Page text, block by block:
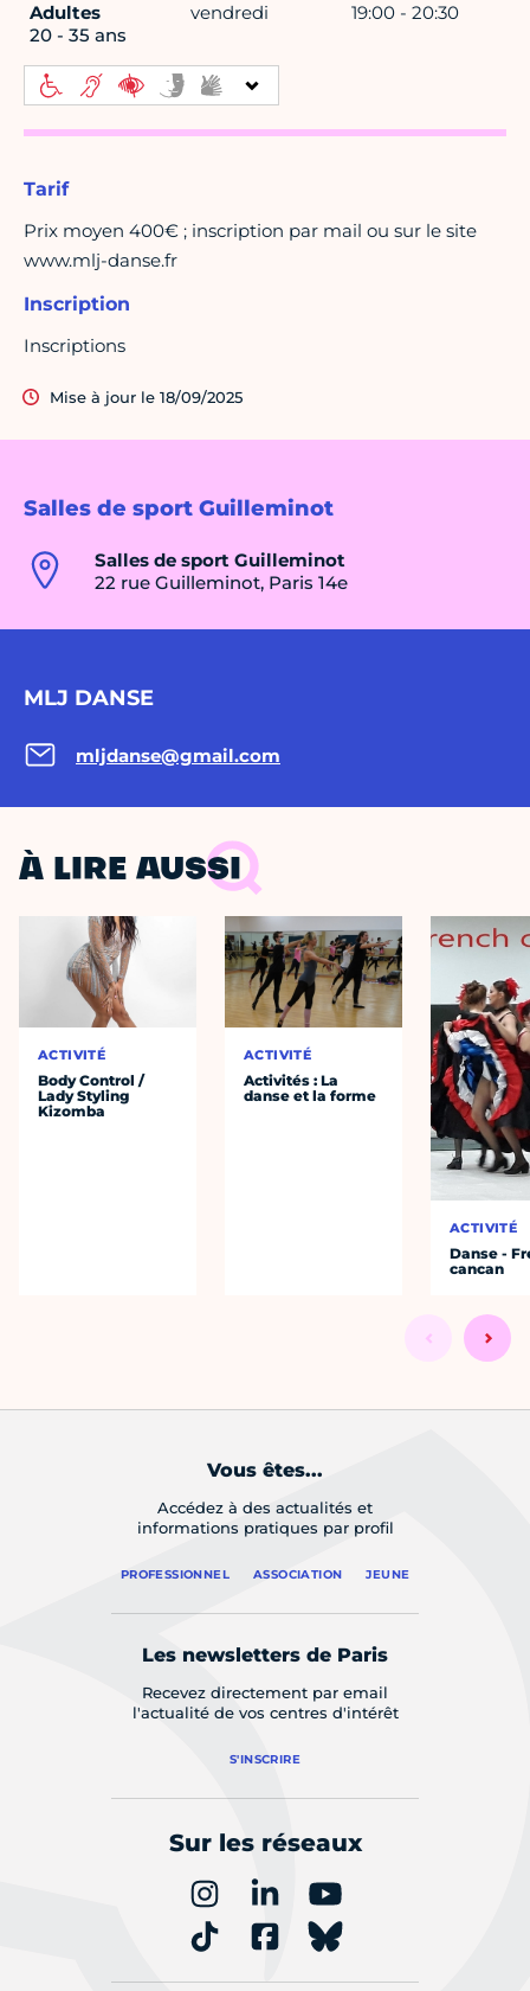
Salles de sport Guilleminot
Salles de sport Guilleminot
22 rue Guilleminot, Paris 14e
MLJ DANSE
mljdanse@gmail.com
Adultes
20 - 35 ans
vendredi 19:00 - 20:30
Tarif
Prix moyen 400€ ; inscription par mail ou sur le site
www.mlj-danse.fr
Inscription
Inscriptions
Mise à jour le 18/09/2025
À LIRE AUSSI
ACTIVITÉ
Body Control /
Lady Styling
Kizomba
ACTIVITÉ
Activités : La
danse et la forme
ACTIVITÉ
Danse -
cancan
Vous êtes...
Accédez à des actualités et
informations pratiques par profil
PROFESSIONNEL ASSOCIATION JEUNE
Les newsletters de Paris
Recevez directement par email
l'actualité de vos centres d'intérêt
S'INSCRIRE
Sur les réseaux